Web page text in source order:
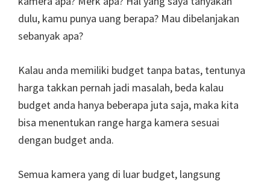
dulu, kamu punya uang berapa? Mau dibelanjakan
sebanyak apa?
Kalau anda memiliki budget tanpa batas, tentunya
harga takkan pernah jadi masalah, beda kalau
budget anda hanya beberapa juta saja, maka kita
bisa menentukan range harga kamera sesuai
dengan budget anda.
Semua kamera yang di luar budget, langsung